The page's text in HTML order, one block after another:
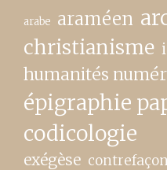
arabe araméen
christianisme
humanités
épigraphie
codicologie
exégèse